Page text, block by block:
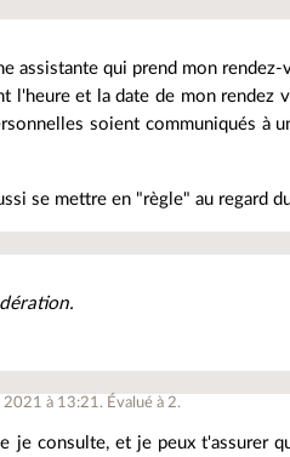
assistante qui prend mon rendez-
l'heure et la date de mon rendez
soient communiqués à
se mettre en "règle" au regard
2021 à 13:21 . Évalué à 2.
je consulte, et je peux t'assurer